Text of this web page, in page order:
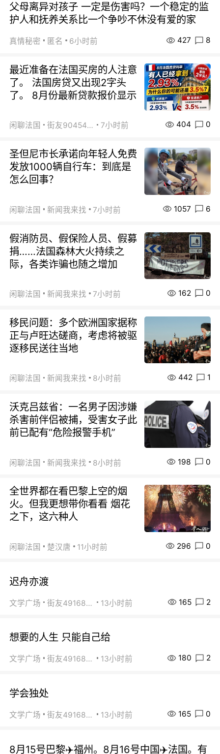
父母离异对孩子 一定是伤害吗？一个稳定的监
护人和抚养关系比一个争吵不休没有爱的家
真情秘密 匿名 6小时前 427 8
最近准备在法国买房的人注意
了。 法国房贷又出现2字头
了。 8月份最新贷款报价显示
闲聊法国 街友90454511 7小时前 404 0
圣但尼市长承诺向年轻人免费
发放1000辆自行车：到底是
怎么回事？
闲聊法国 新闻我来找 7小时前 1057 6
假消防员、假保险人员、假募
捐……法国森林大火持续之
际，各类诈骗也随之增加
闲聊法国 新闻我来找 7小时前 162 0
移民问题：多个欧洲国家据称
正与卢旺达磋商，考虑将被驱
逐移民送往当地
闲聊法国 新闻我来找 8小时前 442 1
沃克吕兹省：一名男子因涉嫌
杀害前伴侣被捕，受害女子此
前已配有“危险报警手机”
闲聊法国 新闻我来找 8小时前 198 0
全世界都在看巴黎上空的烟
火。但我更想带你看看 烟花
之下，这六种人
闲聊法国 楚汉唐 11小时前 296 0
迟舟亦渡
文学广场 街友49168527 13小时前 165 2
想要的人生 只能自己给
文学广场 街友49168527 13小时前 180 2
学会独处
文学广场 街友49168527 13小时前 165 0
8月15号巴黎✈️福州。8月16号中国✈️法国。有